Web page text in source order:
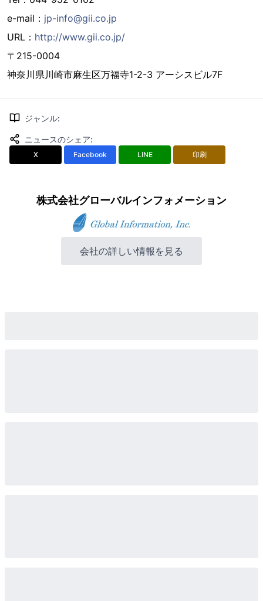
e-mail： jp-info@gii.co.jp
URL： http://www.gii.co.jp/
〒215-0004
神奈川県川崎市麻生区万福寺1-2-3 アーシスビル7F
ジャンル:
ニュースのシェア:
X Facebook LINE 印刷
株式会社グローバルインフォメーション
会社の詳しい情報を見る